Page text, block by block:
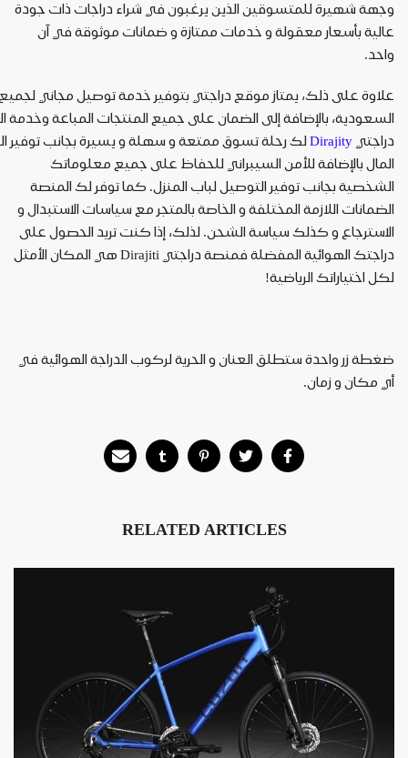
وجهة شهيرة للمتسوقين الذين يرغبون في شراء دراجات ذات جودة
عالية بأسعار معقولة و خدمات ممتازة و ضمانات موثوقة في آن
واحد.
علاوة على ذلك، يمتاز موقع دراجتي بتوفير خدمةتوصيل مجاني
السعودية، بالإضافة إلى الضمان على جميع المنتجات المباعة وخدمة
دراجتي Dirajity لك رحلةتسوق ممتعة و سهلة و يسيرة بجانبتوفير
المال بالإضافة للأمن السيبراني للحفاظ على جميع معلوماتك
الشخصية بجانبتوفير التوصيل لباب المنزل. كماتوفر لك المنصة
الضمانات اللازمة المختلفة و الخاصة بالمتجر مع سياسات الاستبدال و
الاسترجاع و كذلك سياسة الشحن. لذلك، إذا كنتتريد الحصول على
دراجتك الهوائية المفضلة فمنصة دراجتي هي المكان الأمثل
لكل اختياراتك الرياضية!
ضغطة زر واحدة ستطلق العنان و الحرية لركوب الدراجة الهوائية في
أي مكان و زمان.
RELATED ARTICLES